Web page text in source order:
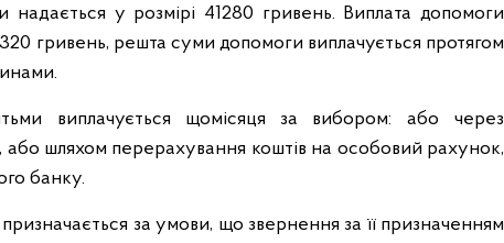
у розмірі 41280 гривень. Виплата допомоги
гривень, решта суми допомоги виплачується протягом
виплачується щомісяця за вибором: або через
шляхом перерахування коштів на особовий рахунок,
банку.
за умови, що звернення за її призначенням